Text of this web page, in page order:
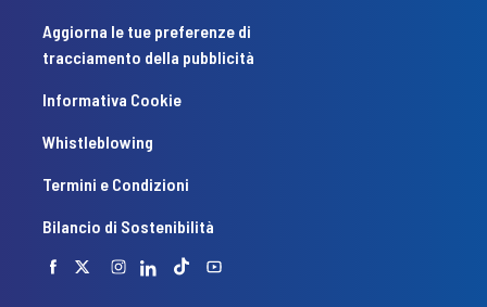
Aggiorna le tue preferenze di
tracciamento della pubblicità
Informativa Cookie
Whistleblowing
Termini e Condizioni
Bilancio di Sostenibilità